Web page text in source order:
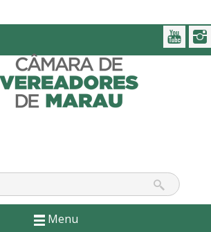
Menu